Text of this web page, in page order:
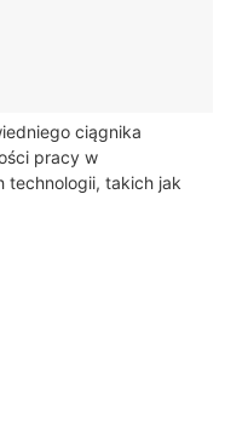
ciągnika
pracy w
technologii, takich jak